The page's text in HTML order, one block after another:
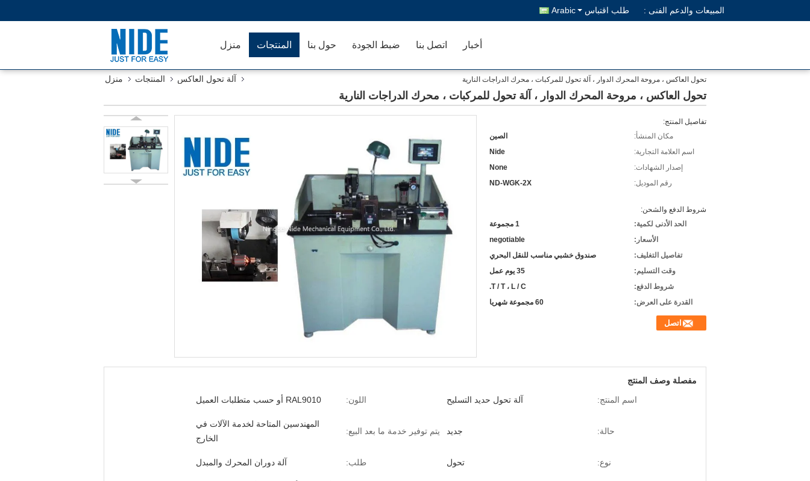
المبيعات والدعم الفنى : طلب اقتباس Arabic
منزل المنتجات حول بنا ضبط الجودة اتصل بنا أخبار
منزل المنتجات آلة تحول العاكس تحول العاكس ، مروحة المحرك الدوار ، آلة تحول للمركبات ، محرك الدراجات النارية
تحول العاكس ، مروحة المحرك الدوار ، آلة تحول للمركبات ، محرك الدراجات النارية
تفاصيل المنتج:
مكان المنشأ:
الصين
اسم العلامة التجارية:
Nide
إصدار الشهادات:
None
رقم الموديل:
ND-WGK-2X
شروط الدفع والشحن:
الحد الأدنى لكمية:
1 مجموعة
الأسعار:
negotiable
تفاصيل التغليف:
صندوق خشبي مناسب للنقل البحري
وقت التسليم:
35 يوم عمل
شروط الدفع:
T / T ، L / C.
القدرة على العرض:
60 مجموعة شهريا
اتصل
مفصلة وصف المنتج
اسم المنتج:
آلة تحول حديد التسليح اللون: RAL9010 أو حسب متطلبات العميل
حالة: جديد يتم توفير خدمة ما بعد البيع:
المهندسين المتاحة لخدمة الآلات في
الخارج
نوع: تحول طلب: آلة دوران المحرك والمبدل